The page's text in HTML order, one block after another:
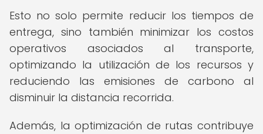
Esto no solo permite reducir los tiempos de
entrega, sino también minimizar los costos
operativos asociados al transporte,
optimizando la utilización de los recursos y
reduciendo las emisiones de carbono al
disminuir la distancia recorrida.
Además, la optimización de rutas contribuye